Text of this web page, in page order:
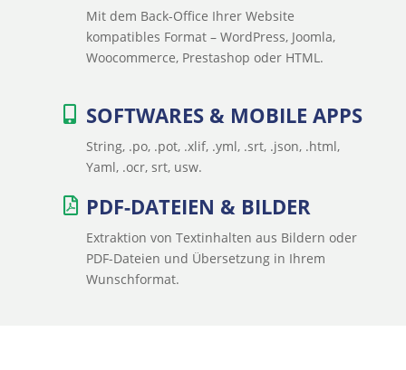
Mit dem Back-Office Ihrer Website
kompatibles Format – WordPress, Joomla,
Woocommerce, Prestashop oder HTML.
SOFTWARES & MOBILE APPS
String, .po, .pot, .xlif, .yml, .srt, .json, .html,
Yaml, .ocr, srt, usw.
PDF-DATEIEN & BILDER
Extraktion von Textinhalten aus Bildern oder
PDF-Dateien und Übersetzung in Ihrem
Wunschformat.